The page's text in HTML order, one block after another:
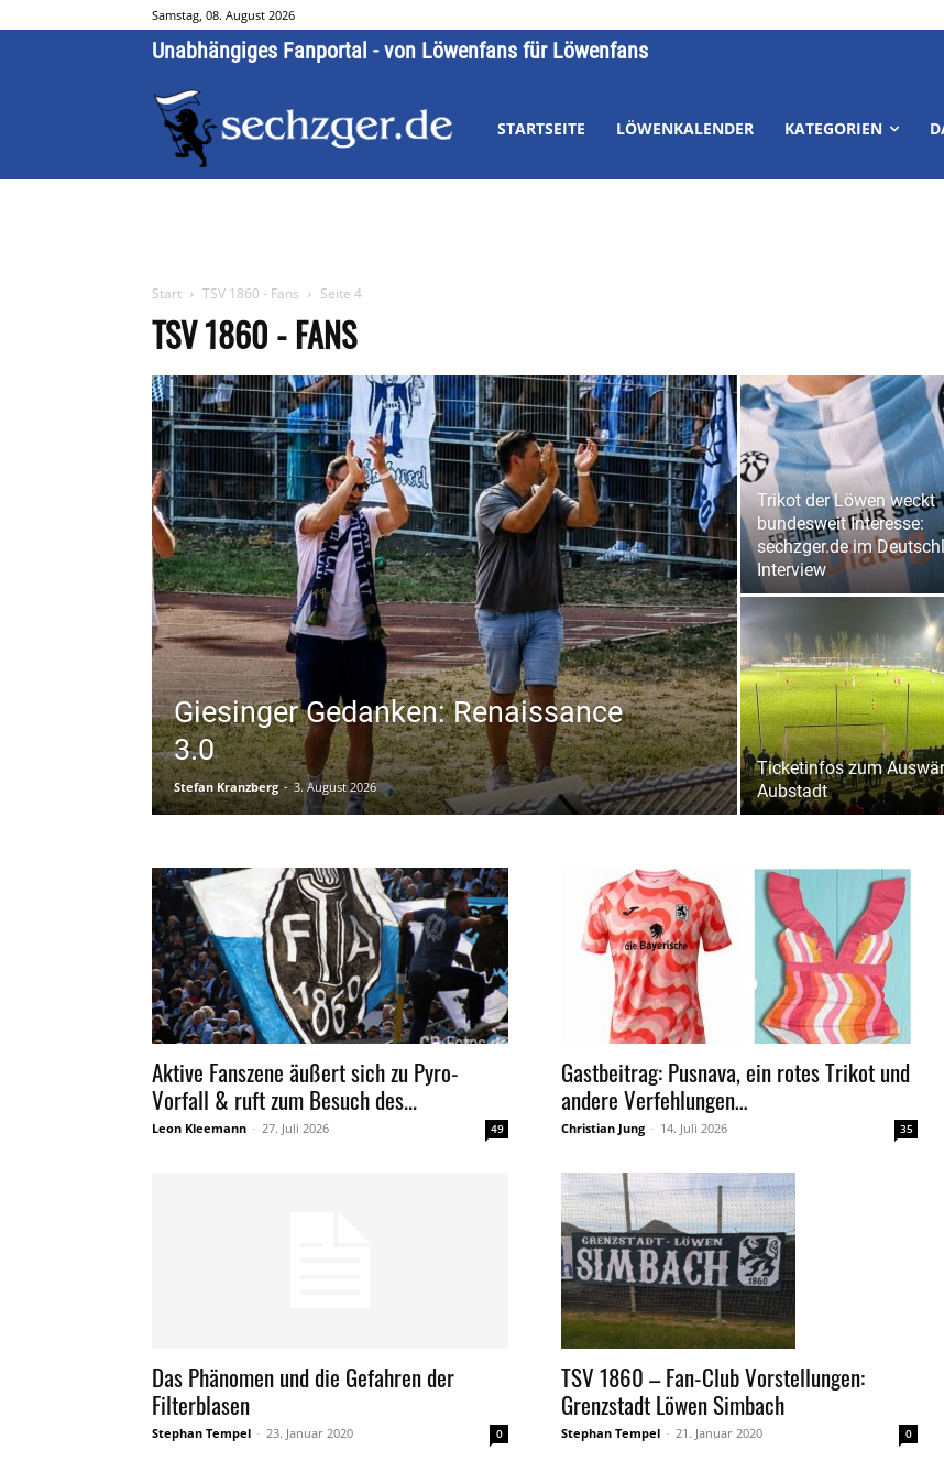
Samstag, 08. August 2026
Unabhängiges Fanportal - von Löwenfans für Löwenfans
STARTSEITE LÖWENKALENDER KATEGORIEN
Start TSV 1860 - Fans Seite 4
TSV 1860 - FANS
Giesinger Gedanken: Renaissance
3.0
Stefan Kranzberg - 3. August 2026
Trikot der Löwen weckt
bundesweit Interesse:
sechzger.de im
Interview
Ticketinfos zum
Aubstadt
Aktive Fanszene äußert sich zu Pyro-
Vorfall & ruft zum Besuch des...
Leon Kleemann - 27. Juli 2026 49
Gastbeitrag: Pusnava, ein rotes Trikot und
andere Verfehlungen…
Christian Jung - 14. Juli 2026 35
Das Phänomen und die Gefahren der
Filterblasen
Stephan Tempel - 23. Januar 2020 0
TSV 1860 – Fan-Club Vorstellungen:
Grenzstadt Löwen Simbach
Stephan Tempel - 21. Januar 2020 0